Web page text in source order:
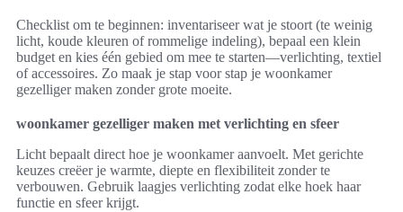
Checklist om te beginnen: inventariseer wat je stoort (te weinig
licht, koude kleuren of rommelige indeling), bepaal een klein
budget en kies één gebied om mee te starten—verlichting, textiel
of accessoires. Zo maak je stap voor stap je woonkamer
gezelliger maken zonder grote moeite.
woonkamer gezelliger maken met verlichting en sfeer
Licht bepaalt direct hoe je woonkamer aanvoelt. Met gerichte
keuzes creëer je warmte, diepte en flexibiliteit zonder te
verbouwen. Gebruik laagjes verlichting zodat elke hoek haar
functie en sfeer krijgt.